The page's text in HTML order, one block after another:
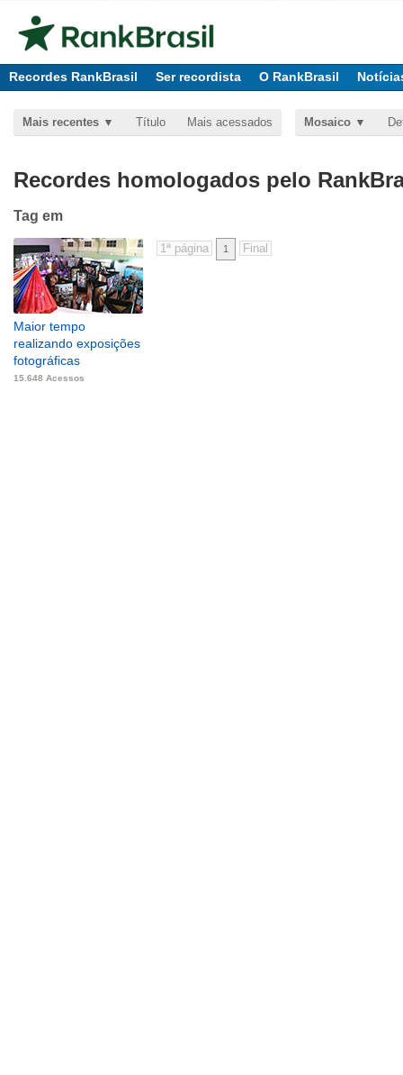
Recordes RankBrasil Ser recordista O RankBrasil
Mais recentes Título Mais acessados Mosaico
Recordes homologados pelo
Tag em
Maior tempo
realizando exposições
fotográficas
15.648 Acessos
1